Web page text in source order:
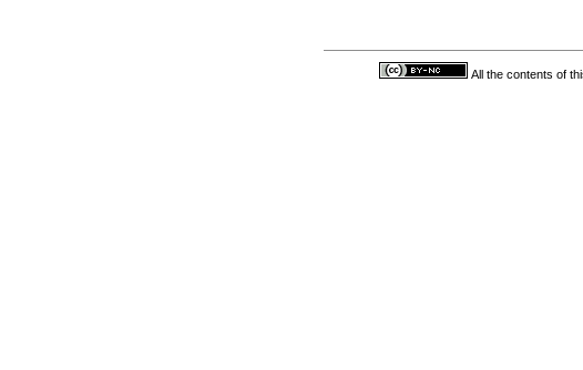
All the contents of